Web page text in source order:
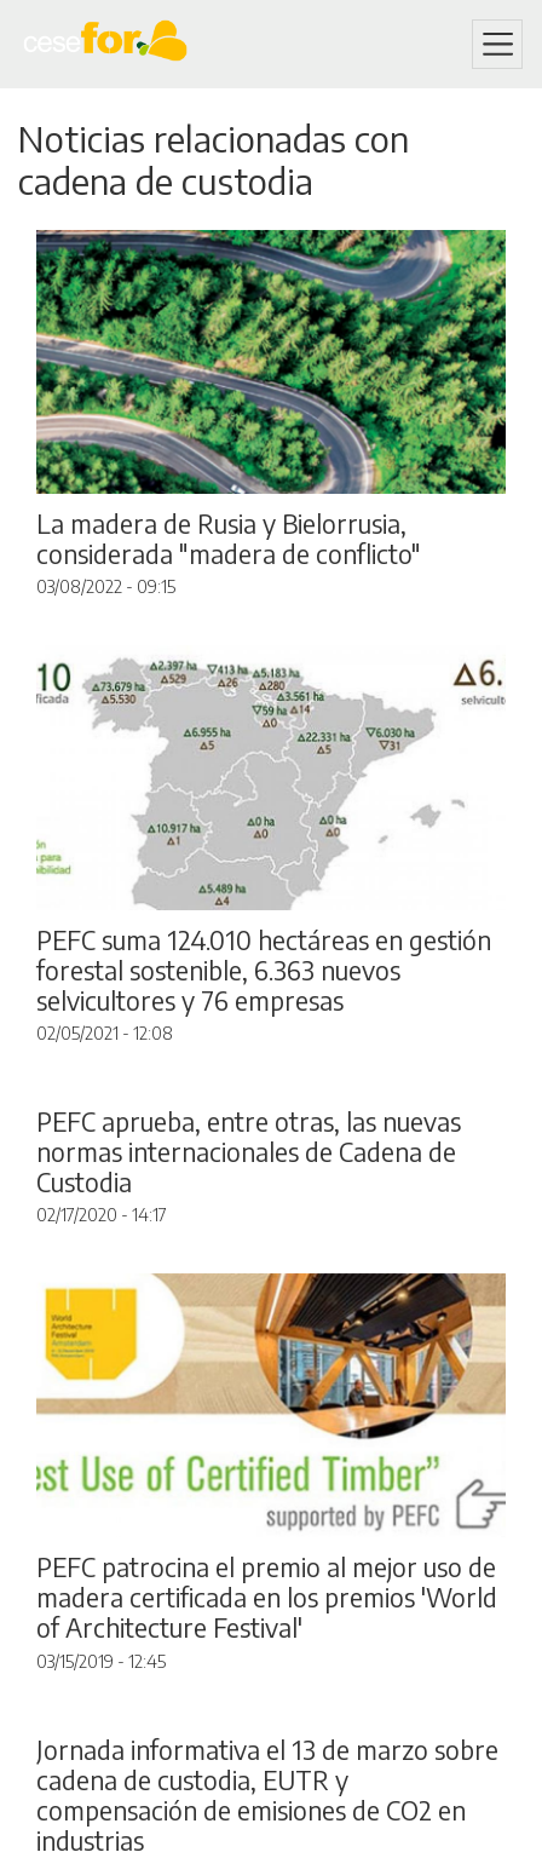
to
main
content
Noticias relacionadas con
cadena de custodia
La madera de Rusia y Bielorrusia,
considerada "madera de conflicto"
03/08/2022 - 09:15
PEFC suma 124.010 hectáreas en gestión
forestal sostenible, 6.363 nuevos
selvicultores y 76 empresas
02/05/2021 - 12:08
PEFC aprueba, entre otras, las nuevas
normas internacionales de Cadena de
Custodia
02/17/2020 - 14:17
PEFC patrocina el premio al mejor uso de
madera certificada en los premios 'World
of Architecture Festival'
03/15/2019 - 12:45
Jornada informativa el 13 de marzo sobre
cadena de custodia, EUTR y
compensación de emisiones de CO2 en
industrias